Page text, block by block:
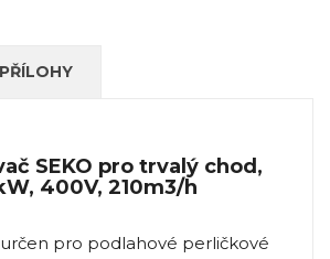
PŘÍLOHY
SEKO pro trvalý chod,
400V, 210m3/h
pro podlahové perličkové